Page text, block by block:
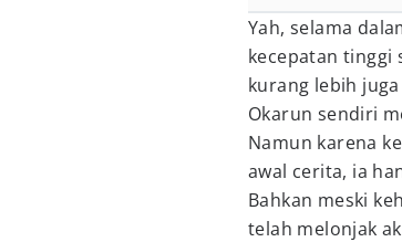
Yah, selama
kecepatan tinggi
kurang lebih
Okarun sendiri
Namun karena
awal cerita, ia
Bahkan meski
telah melonjak